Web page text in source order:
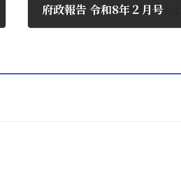
府政報告 令和8年２月号